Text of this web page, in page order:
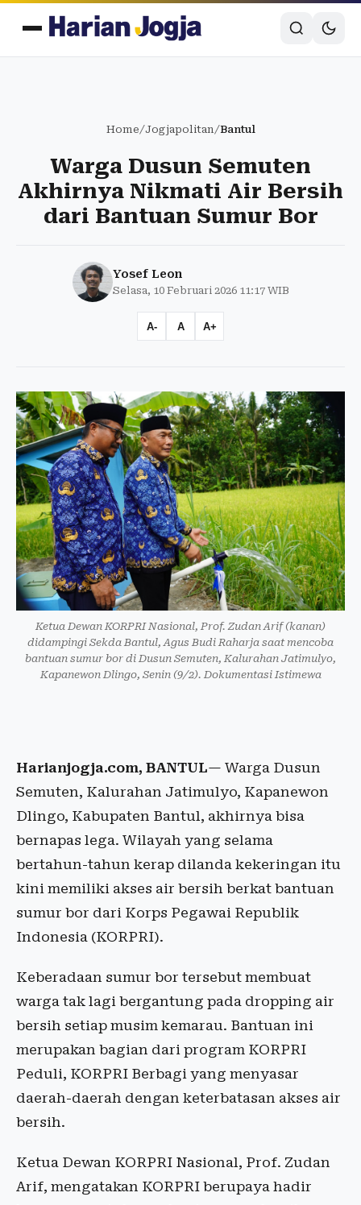
Home/Jogjapolitan/Bantul
Warga Dusun Semuten
Akhirnya Nikmati Air Bersih
dari Bantuan Sumur Bor
Yosef Leon
Selasa, 10 Februari 2026 11:17 WIB
A- A A+
Ketua Dewan KORPRI Nasional, Prof. Zudan Arif (kanan)
didampingi Sekda Bantul, Agus Budi Raharja saat mencoba
bantuan sumur bor di Dusun Semuten, Kalurahan Jatimulyo,
Kapanewon Dlingo, Senin (9/2). Dokumentasi Istimewa
Harianjogja.com, BANTUL— Warga Dusun
Semuten, Kalurahan Jatimulyo, Kapanewon
Dlingo, Kabupaten Bantul, akhirnya bisa
bernapas lega. Wilayah yang selama
bertahun-tahun kerap dilanda kekeringan itu
kini memiliki akses air bersih berkat bantuan
sumur bor dari Korps Pegawai Republik
Indonesia (KORPRI).
Keberadaan sumur bor tersebut membuat
warga tak lagi bergantung pada dropping air
bersih setiap musim kemarau. Bantuan ini
merupakan bagian dari program KORPRI
Peduli, KORPRI Berbagi yang menyasar
daerah-daerah dengan keterbatasan akses air
bersih.
Ketua Dewan KORPRI Nasional, Prof. Zudan
Arif, mengatakan KORPRI berupaya hadir